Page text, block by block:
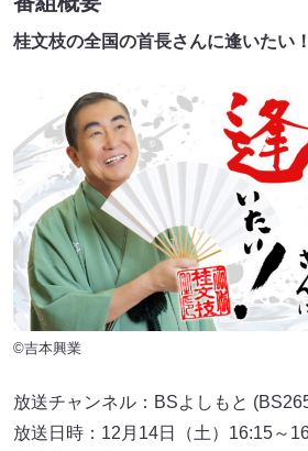
桂文枝の全国の首長さんに逢いたい！
©吉本興業
放送チャンネル：BSよしもと
放送日時：12月14日（土）16:15